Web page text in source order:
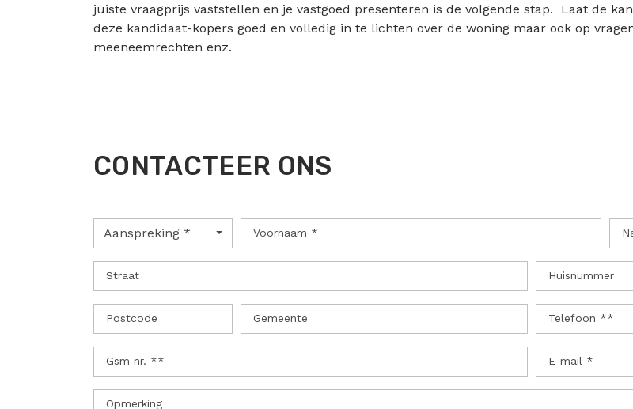
juiste vraagprijs vaststellen en je vastgoed presenteren is de volgende stap. Laat de
deze kandidaat-kopers goed en volledig in te lichten over de woning maar ook op
meeneemrechten enz.
CONTACTEER ONS
Aanspreking * Voornaam *
Straat Huisnummer
Postcode Gemeente Telefoon **
Gsm nr. ** E-mail *
Opmerking